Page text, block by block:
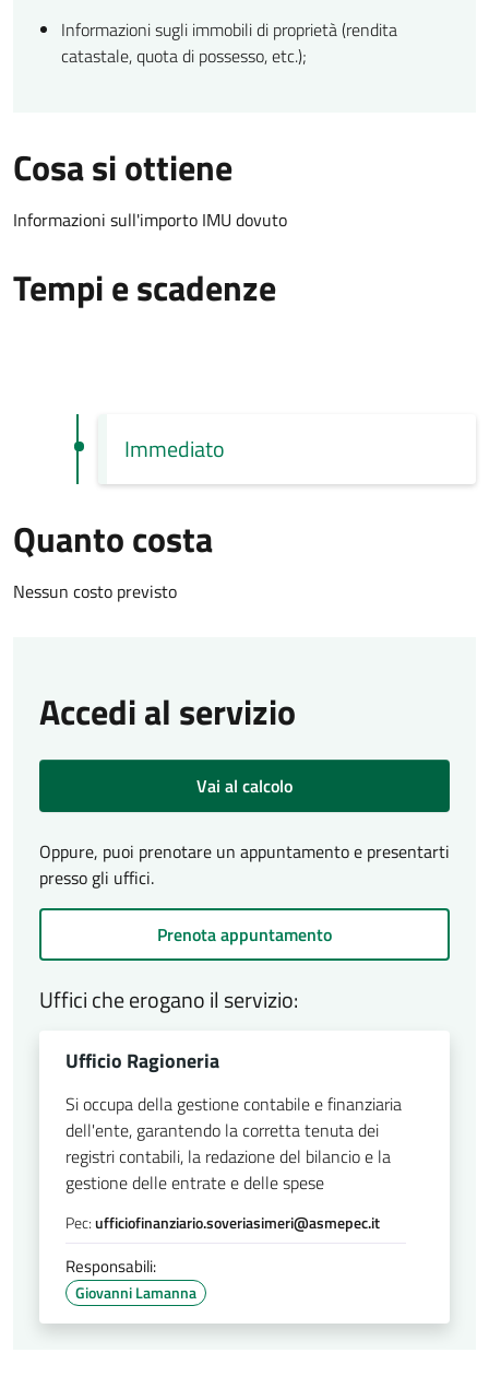
Informazioni sugli immobili di proprietà (rendita
catastale, quota di possesso, etc.);
Cosa si ottiene
Informazioni sull'importo IMU dovuto
Tempi e scadenze
Immediato
Quanto costa
Nessun costo previsto
Accedi al servizio
Vai al calcolo
Oppure, puoi prenotare un appuntamento e presentarti
presso gli uffici.
Prenota appuntamento
Uffici che erogano il servizio:
Ufficio Ragioneria
Si occupa della gestione contabile e finanziaria
dell'ente, garantendo la corretta tenuta dei
registri contabili, la redazione del bilancio e la
gestione delle entrate e delle spese
Pec:ufficiofinanziario.soveriasimeri@asmepec.it
Responsabili:
Giovanni Lamanna